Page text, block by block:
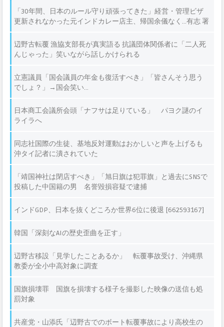
「30年間、日本のルール守り頑張ってきた」経営・管理ビザ
更新されなかった元インドカレー店主、帰国余儀なく…有志 署
辺野古転覆 漁協支部長が真実語る 抗議団体関係者に「二人死
んじゃった」笑いながら話しかけられる
立憲議員「国会議員の年金も復活すべき」「皆さんそう思う
でしょ？」→国会笑い…
日本商工会議所会頭「ナフサは足りている」 パヨク謎のイ
ライラへ
同志社国際の生徒、基地反対運動はおかしいと声を上げるも
沖タイ記者に潰されていた
「靖国神社は閉店すべき」「旭日旗は犯罪旗」と過去にSNSで
投稿した中国籍の男 名誉毀損容疑で逮捕
インドGDP、日本を抜くどころか世界6位に後退 [662593167]
韓国「深刻なAIの歴史歪曲を正す」
辺野古移設「見学したことあるか」 転覆事故受け、沖縄県
教委が全小中高対象に調査
国旗損壊罪 国旗を損壊する様子を撮影した映像の送信も処
罰対象
共産党・山添氏「辺野古でのボート転覆事故により高校生の